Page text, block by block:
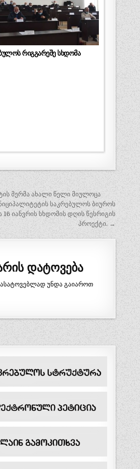
რიგგარეშე სხდომა
მერმა ახალი წელი მიულოცა
საკრებულოს ბიუროს
იანვრის სხდომის დღის წესრიგის
პროექტი. →
დატოვება
უნდა გაიაროთ